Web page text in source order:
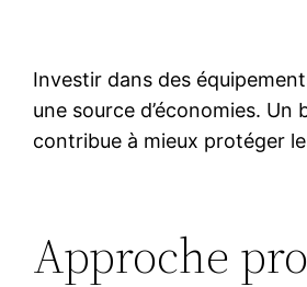
Investir dans des
une source d’économies. Un
contribue à mieux protéger
Approche